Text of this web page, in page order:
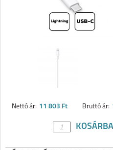
Nettó ár: 11 803 Ft Bruttó ár: